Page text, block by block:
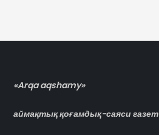
«Arqa aqshamy»
аймақтық қоғамдық-саяси газет